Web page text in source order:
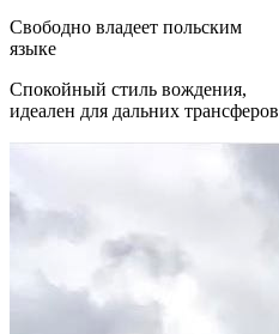
Свободно владеет польским
языке
Спокойный стиль вождения,
идеален для дальних трансферов